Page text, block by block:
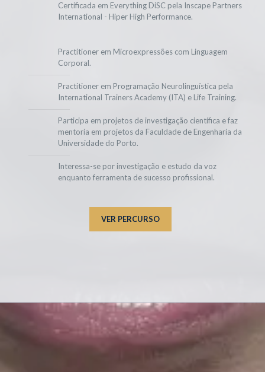
Certificada em Everything DiSC pela Inscape Partners
International - Hiper High Performance.
Practitioner em Microexpressões com Linguagem
Corporal.
Practitioner em Programação Neurolinguística pela
International Trainers Academy (ITA) e Life Training.
Participa em projetos de investigação científica e faz
mentoria em projetos da Faculdade de Engenharia da
Universidade do Porto.
Interessa-se por investigação e estudo da voz
enquanto ferramenta de sucesso profissional.
VER PERCURSO